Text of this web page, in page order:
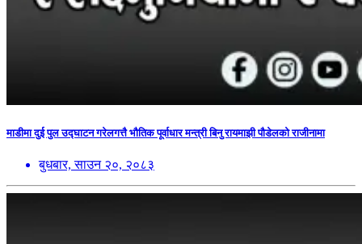
माडीमा दुई पुल उद्घाटन गरेलगत्तै भौतिक पूर्वाधार मन्त्री बिनु रायमाझी पौडेलको राजीनामा
बुधबार, साउन २०, २०८३